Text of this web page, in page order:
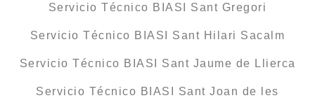
Servicio Técnico BIASI Sant Gregori
Servicio Técnico BIASI Sant Hilari Sacalm
Servicio Técnico BIASI Sant Jaume de Llierca
Servicio Técnico BIASI Sant Joan de les